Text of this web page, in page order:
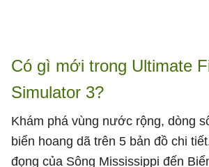
Có gì mới trong Ultimate
Simulator 3?
Khám phá vùng nước rộng, dòng
biển hoang dã trên 5 bản đồ chi
đọng của Sông Mississippi đến